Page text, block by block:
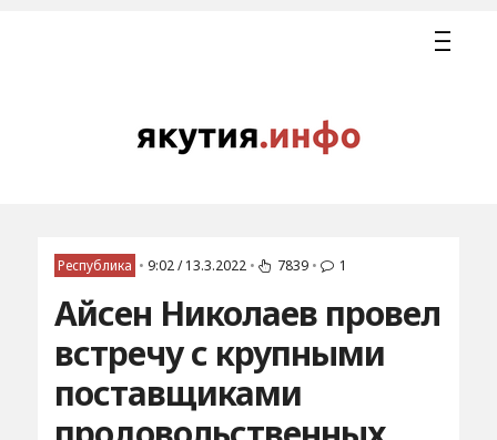
Республика • 9:02 / 13.3.2022 • 7839 • 1
Айсен Николаев провел
встречу с крупными
поставщиками